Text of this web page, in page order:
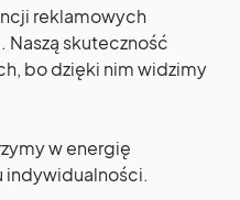
reklamowych
Naszą skuteczność
bo dzięki nim widzimy
w energię
indywidualności.